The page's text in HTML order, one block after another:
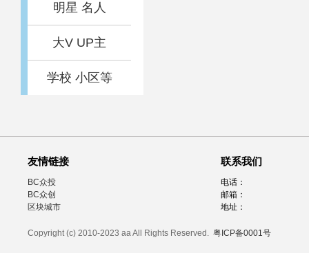
明星 名人
大V UP主
学校 小区等
友情链接
BC众投
BC众创
区块城市
联系我们
电话：
邮箱：
地址：
Copyright (c) 2010-2023 aa All Rights Reserved. 粤ICP备0001号